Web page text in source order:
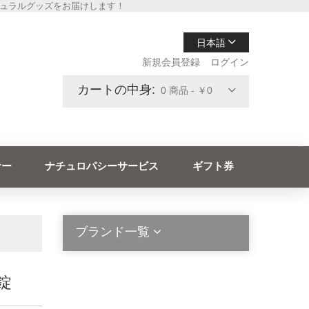
ラルグッズをお届けします！
日本語
ログイン
新規会員登録
カートの中身: 0 商品 - ￥0
ナチュロパシーサービス ギフト券
ブランド一覧